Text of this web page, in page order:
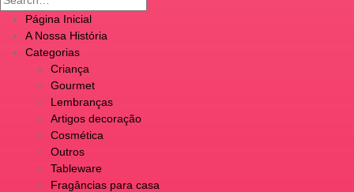
Página Inicial
A Nossa História
Categorias
Criança
Gourmet
Lembranças
Artigos decoração
Cosmética
Outros
Tableware
Fragâncias para casa